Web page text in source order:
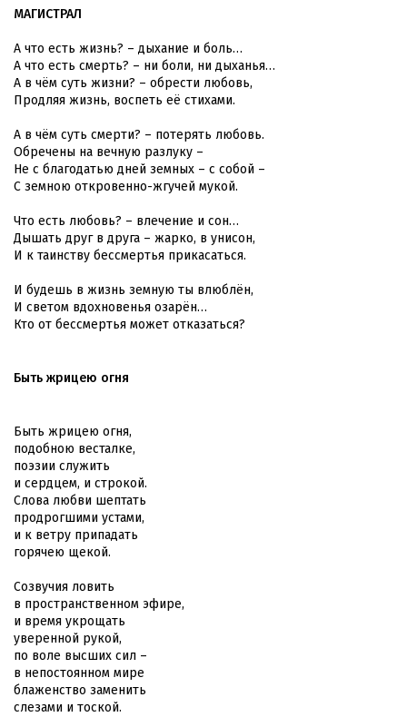
МАГИСТРАЛ
А что есть жизнь? – дыхание и боль…
А что есть смерть? – ни боли, ни дыханья…
А в чём суть жизни? – обрести любовь,
Продляя жизнь, воспеть её стихами.
А в чём суть смерти? – потерять любовь.
Обречены на вечную разлуку –
Не с благодатью дней земных – с собой –
С земною откровенно-жгучей мукой.
Что есть любовь? – влечение и сон…
Дышать друг в друга – жарко, в унисон,
И к таинству бессмертья прикасаться.
И будешь в жизнь земную ты влюблён,
И светом вдохновенья озарён…
Кто от бессмертья может отказаться?
Быть жрицею огня
Быть жрицею огня,
подобною весталке,
поэзии служить
и сердцем, и строкой.
Слова любви шептать
продрогшими устами,
и к ветру припадать
горячею щекой.
Созвучия ловить
в пространственном эфире,
и время укрощать
уверенной рукой,
по воле высших сил –
в непостоянном мире
блаженство заменить
слезами и тоской.